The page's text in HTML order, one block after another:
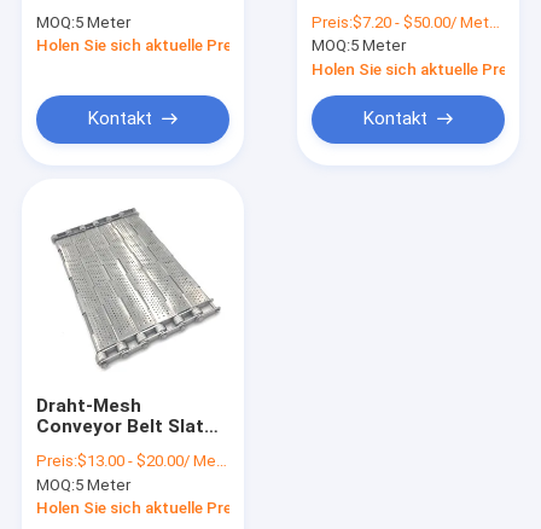
SS mit Zubehör
MOQ:5 Meter
Holen Sie sich aktuelle Preis
Kontakt
Chain
Preis:$7.20 - $50.00/ Meter|10 Meter/Meters(Min. Order)
MOQ:5 Meter
Holen Sie sich aktuelle Preis
Kontakt
Draht-Mesh
Conveyor Belt Slat
hohen Temperatur
Preis:$13.00 - $20.00/ Meter|5 Meter/Meters(Min. Order)
MOQ:5 Meter
Holen Sie sich aktuelle Preis